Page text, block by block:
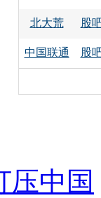
北大荒 股
中国联通 股
压中国